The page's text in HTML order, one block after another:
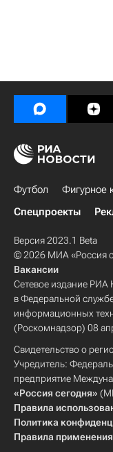
Футбол Фигурное
Спецпроекты
Версия 2023.1 Beta
© 2026 МИА «Россия
Вакансии
Сетевое издание РИА
в Федеральной
информационных
(Роскомнадзор) 08
Свидетельство о
Учредитель:
предприятие
«Россия сегодня»
Правила
Политика
Правила